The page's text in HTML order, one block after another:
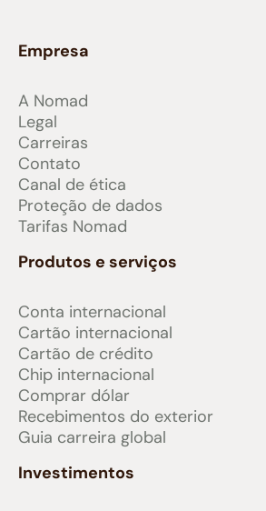
Empresa
A Nomad
Legal
Carreiras
Contato
Canal de ética
Proteção de dados
Tarifas Nomad
Produtos e serviços
Conta internacional
Cartão internacional
Cartão de crédito
Chip internacional
Comprar dólar
Recebimentos do exterior
Guia carreira global
Investimentos